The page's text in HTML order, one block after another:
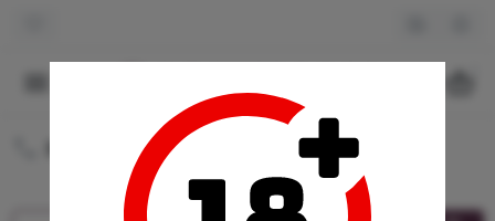
8 (980) 222-88-55
Круглосуточная доставка